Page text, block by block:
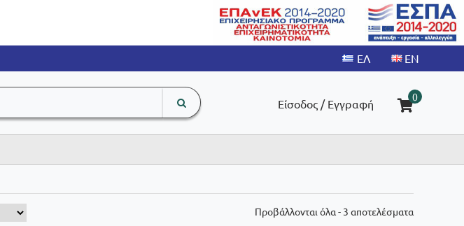
search
input
Είσοδος / Εγγραφή
0
Προβάλλονται όλα - 3 αποτελέσματα